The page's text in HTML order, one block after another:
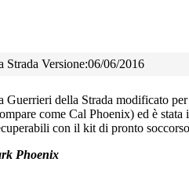
Versione:06/06/2016
della Strada modificato
come Cal Phoenix) ed è
con il kit di pronto
Phoenix